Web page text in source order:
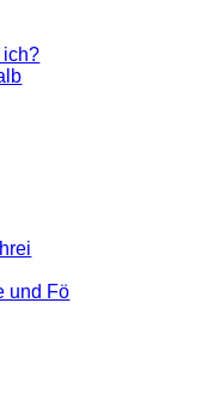
ich?
und Fö